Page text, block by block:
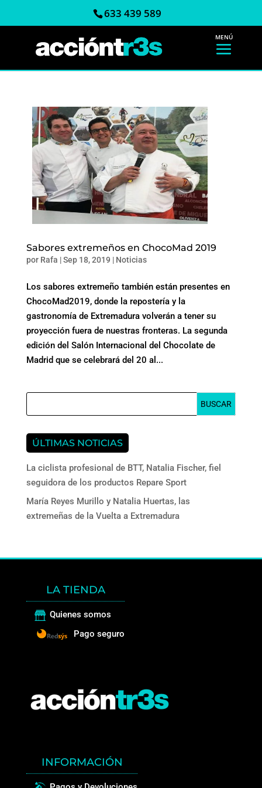
633 439 589
Sabores extremeños en ChocoMad 2019
por Rafa |Sep 18, 2019 | Noticias
Los sabores extremeño también están presentes en
ChocoMad2019, donde la repostería y la
gastronomía de Extremadura volverán a tener su
proyección fuera de nuestras fronteras. La segunda
edición del Salón Internacional del Chocolate de
Madrid que se celebrará del 20 al...
ÚLTIMAS NOTICIAS
La ciclista profesional de BTT, Natalia Fischer, fiel
seguidora de los productos Repare Sport
María Reyes Murillo y Natalia Huertas, las
extremeñas de la Vuelta a Extremadura
LA TIENDA
Quienes somos
Pago seguro
INFORMACIÓN